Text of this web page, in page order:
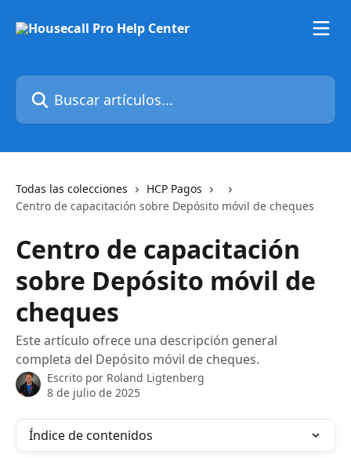
Buscar artículos...
Todas las colecciones
HCP Pagos
Centro de capacitación sobre Depósito móvil de cheques
Centro de capacitación
sobre Depósito móvil de
cheques
Este artículo ofrece una descripción general
completa del Depósito móvil de cheques.
Escrito por Roland Ligtenberg
8 de julio de 2025
Índice de contenidos